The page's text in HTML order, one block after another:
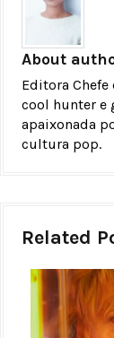
About
Editora
cool hunter e
apaixonada
cultura pop.
Related